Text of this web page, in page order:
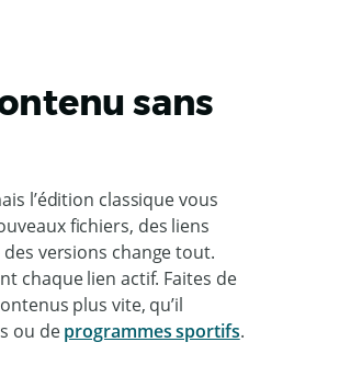
sans
l’édition classique vous
fichiers, des liens
versions change tout.
chaque lien actif. Faites de
plus vite, qu’il
ou deprogrammes sportifs.